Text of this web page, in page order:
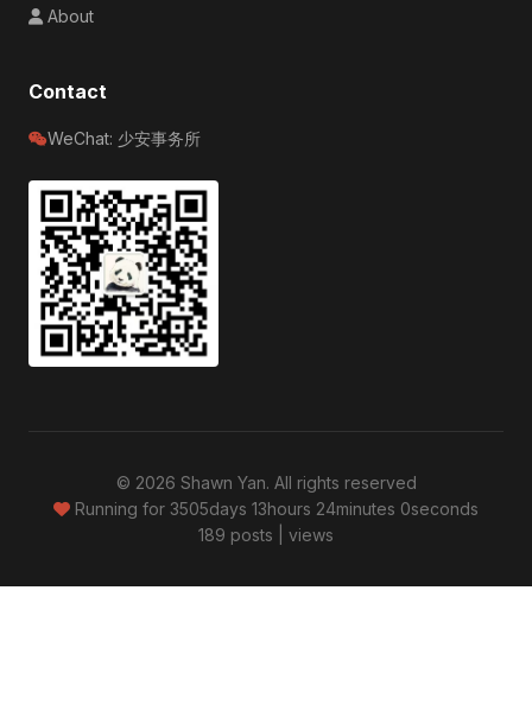
About
Contact
WeChat: 少安事务所
© 2026 Shawn Yan. All rights reserved
Running for3505days 13hours 24minutes 1seconds
189 posts
views